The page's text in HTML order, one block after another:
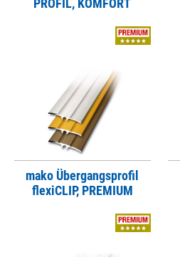
PROFIL, KOMFORT
mako Übergangsprofil
flexiCLIP, PREMIUM